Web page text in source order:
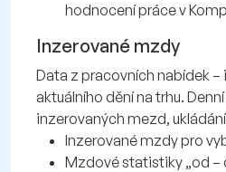
hodnocení práce v
Inzerované mzdy
Data z pracovních nabídek –
aktuálního dění na trhu.
inzerovaných mezd,
Inzerované mzdy pro
Mzdové statistiky „od –